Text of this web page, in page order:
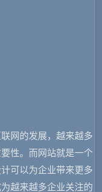
网的发展，越来越多
性。而网站就是一个
可以为企业带来更多
越来越多企业关注的